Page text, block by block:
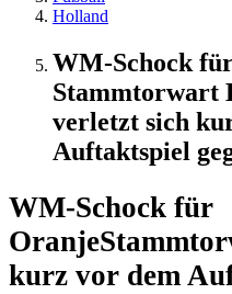
Holland
WM-Schock
Stammtorwart
verletzt sich
Auftaktspiel
WM-Schock für
Oranje
kurz vor dem